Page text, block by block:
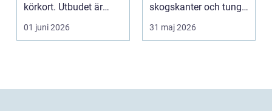
körkort. Utbudet är
stort, prise...
01 juni 2026
skogskanter och tunga
arbetsmoment.
Däckva...
31 maj 2026